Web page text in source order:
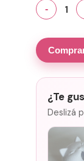
- 1
¿Te
Deslizá